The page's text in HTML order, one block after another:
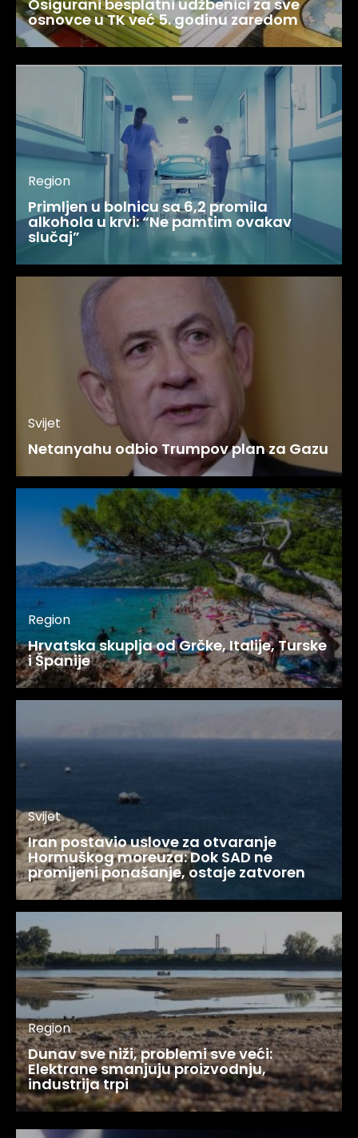
Osigurani besplatni udžbenici za sve
osnovce u TK već 5. godinu zaredom
Region
Primljen u bolnicu sa 6,2 promila
alkohola u krvi: “Ne pamtim ovakav
slučaj”
Svijet
Netanyahu odbio Trumpov plan za Gazu
Region
Hrvatska skuplja od Grčke, Italije, Turske
i Španije
Svijet
Iran postavio uslove za otvaranje
Hormuškog moreuza: Dok SAD ne
promijeni ponašanje, ostaje zatvoren
Region
Dunav sve niži, problemi sve veći:
Elektrane smanjuju proizvodnju,
industrija trpi